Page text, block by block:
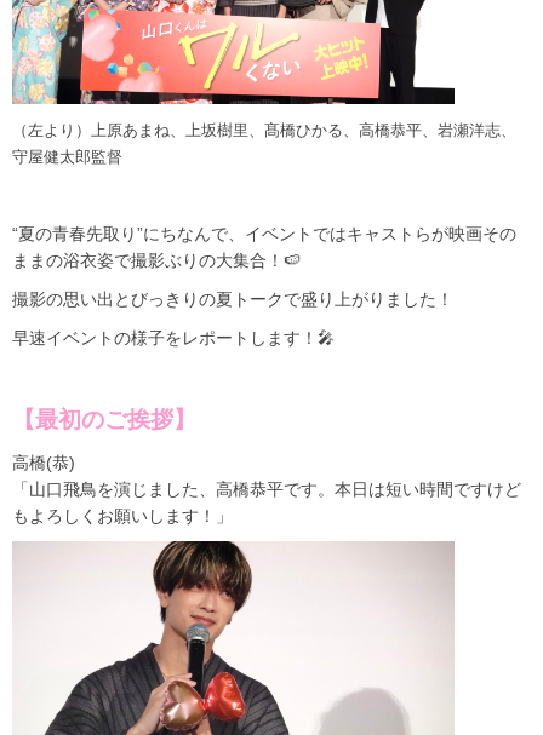
（左より）上原あまね、上坂樹里、髙橋ひかる、高橋恭平、岩瀬洋志、
守屋健太郎監督
“夏の青春先取り”にちなんで、イベントではキャストらが映画その
ままの浴衣姿で撮影ぶりの大集合！🍉
撮影の思い出とびっきりの夏トークで盛り上がりました！
早速イベントの様子をレポートします！🎤
【最初のご挨拶】
高橋(恭)
「山口飛鳥を演じました、高橋恭平です。本日は短い時間ですけど
もよろしくお願いします！」